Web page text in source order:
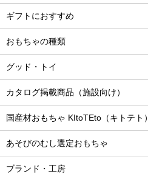
ギフトにおすすめ
おもちゃの種類
グッド・トイ
カタログ掲載商品（施設向け）
国産材おもちゃ KItoTEto（キトテト）
あそびのむし選定おもちゃ
ブランド・工房